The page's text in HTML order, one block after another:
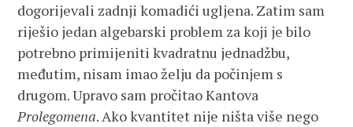
dogorijevali zadnji komadići ugljena. Zatim sam
riješio jedan algebarski problem za koji je bilo
potrebno primijeniti kvadratnu jednadžbu,
međutim, nisam imao želju da počinjem s
drugom. Upravo sam pročitao Kantova
Prolegomena. Ako kvantitet nije ništa više nego